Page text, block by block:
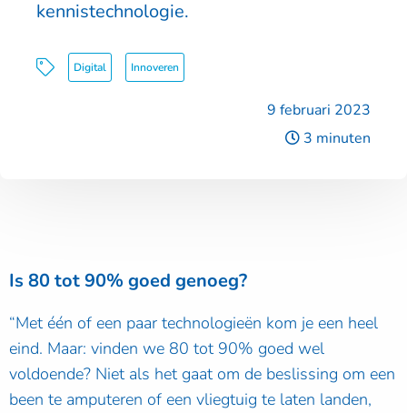
kennistechnologie.
Digital Innoveren
9 februari 2023
3 minuten
Is 80 tot 90% goed genoeg?
“Met één of een paar technologieën kom je een heel
eind. Maar: vinden we 80 tot 90% goed wel
voldoende? Niet als het gaat om de beslissing om een
been te amputeren of een vliegtuig te laten landen,